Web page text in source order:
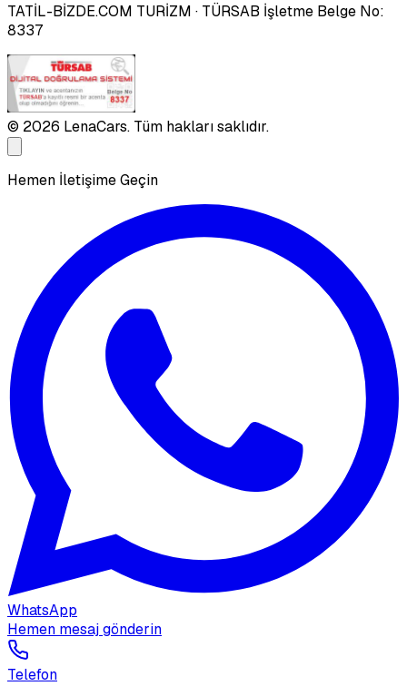
TATİL-BİZDE.COM TURİZM · TÜRSAB İşletme Belge No:
8337
© 2026 LenaCars. Tüm hakları saklıdır.
Hemen İletişime Geçin
WhatsApp
Hemen mesaj gönderin
Telefon